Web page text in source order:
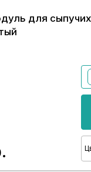
для